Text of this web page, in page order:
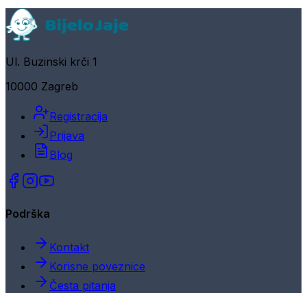
Ul. Buzinski krči 1
10000 Zagreb
Registracija
Prijava
Blog
Podrška
Kontakt
Korisne poveznice
Česta pitanja